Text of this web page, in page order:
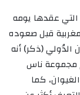
عقدها يومه
المغربية قبل صعوده
الدُولي (ذكر) أنه
مجموعة ناس
كما